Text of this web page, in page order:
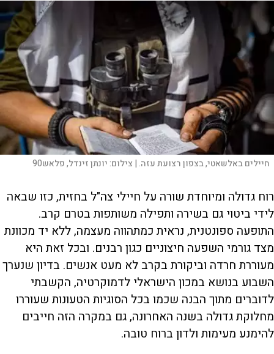
חיילים באלשאטי, בצפון רצועת עזה. | צילום:יונתן זינדל, פלאש90
רוח גדולה ומיוחדת שורה על חיילי צה"ל בחזית, כזו שבאה
לידי ביטוי גם בשירה ותפילה משותפות בטרם קרב.
התופעה ספונטנית, נראית כמתהווה מעצמה, ללא יד מכוונת
מצד גורמי השפעה חיצוניים כגון רבנים. ובכל זאת היא
מעוררת חרדה וביקורת בקרב לא מעט אנשים. בדיון שנערך
השבוע בנושא במכון הישראלי לדמוקרטיה, הקשבתי
לדוברים מתוך הבנה שכמו בכל הסוגיות הטעונות שעוררו
מחלוקת גדולה בשנה האחרונה, גם במקרה הזה חייבים
להימנע מעימות ולדון ברוח טובה.